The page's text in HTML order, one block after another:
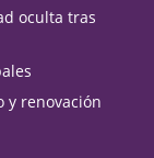
oculta tras
y renovación